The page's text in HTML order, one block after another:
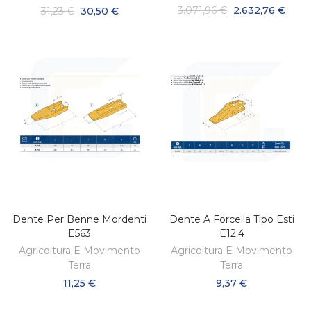
31,23 € 30,50 €
3.071,96 € 2.632,76 €
AGGIUNGI AL CARRELLO
Dente Per Benne Mordenti
E563
Agricoltura E Movimento
Terra
11,25 €
AGGIUNGI AL CARRELLO
Dente A Forcella Tipo Esti
E12.4
Agricoltura E Movimento
Terra
9,37 €